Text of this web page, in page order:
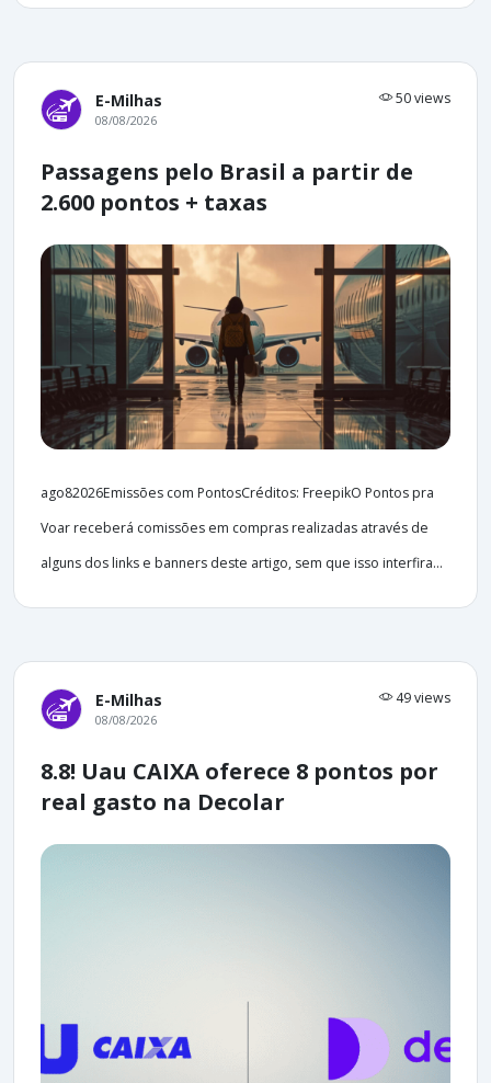
E-Milhas 50 views
08/08/2026
Passagens pelo Brasil a partir de
2.600 pontos + taxas
ago82026Emissões com PontosCréditos: FreepikO Pontos pra
Voar receberá comissões em compras realizadas através de
alguns dos links e banners deste artigo, sem que isso interfira...
E-Milhas 49 views
08/08/2026
8.8! Uau CAIXA oferece 8 pontos por
real gasto na Decolar